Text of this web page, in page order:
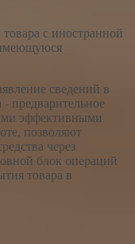
с иностранной
имеющуюся
сведений в
предварительное
эффективными
позволяют
через
блок операций
товара в